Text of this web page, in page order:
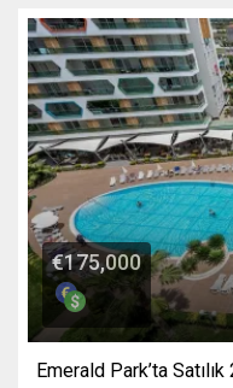
€175,000
Emerald Park’ta